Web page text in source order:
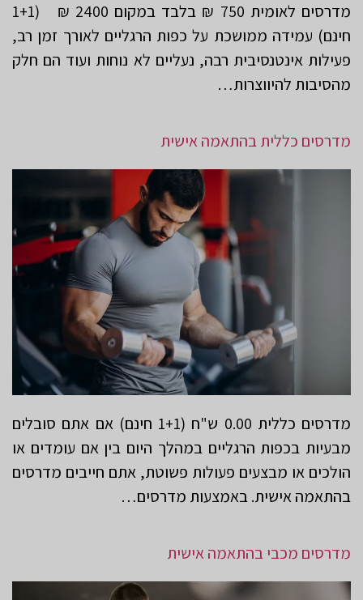
מדרסים לאומית 750 ₪ בלבד במקום 2400 ₪ (1+1
חינם) עמידה ממושכת על כפות הרגליים לאורך זמן רב,
פעילות אינטנסיבית רבה, נעליים לא נוחות ועוד הם חלק
מהסיבות להיווצרות…
מדרסים כללית בהתאמה אישית
מדרסים כללית 0.00 ש"ח (1+1 חינם) אם אתם סובלים
מבעיות בכפות הרגליים במהלך היום בין אם עומדים או
הולכים או מבצעים פעולות פשוטת, אתם חייבים מדרסים
בהתאמה אישית. באמצעות מדרסים…
מדרסים מכבי בהתאמה אישית